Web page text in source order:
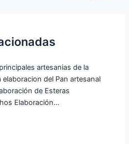
artesanias de la
del Pan artesanal
de Esteras
Elaboración…